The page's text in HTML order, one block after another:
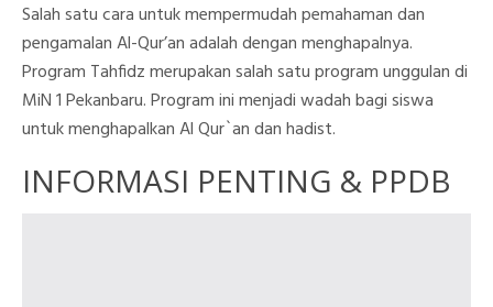
Salah satu cara untuk mempermudah pemahaman dan
pengamalan Al-Qur’an adalah dengan menghapalnya.
Program Tahfidz merupakan salah satu program unggulan di
MiN 1 Pekanbaru. Program ini menjadi wadah bagi siswa
untuk menghapalkan Al Qur`an dan hadist.
INFORMASI PENTING & PPDB